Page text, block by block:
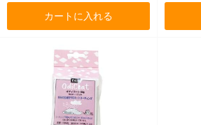
カートに入れる